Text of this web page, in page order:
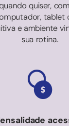
quiser,
tablet
e ambiente
sua rotina.